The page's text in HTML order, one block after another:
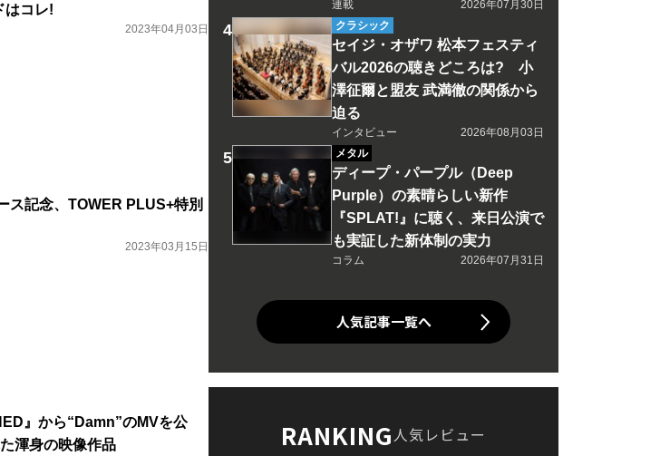
はコレ!
2023年04月03日
ス記念、TOWER PLUS+特別
2023年03月15日
』から“Damn”のMVを公
渾身の映像作品
連載
2026年07月30日
クラシック
セイジ・オザワ 松本フェスティ
バル2026の聴きどころは? 小
澤征爾と盟友 武満徹の関係から
迫る
インタビュー
2026年08月03日
メタル
ディープ・パープル（Deep
Purple）の素晴らしい新作
『SPLAT!』に聴く、来日公演で
も実証した新体制の実力
コラム 2026年07月31日
人気記事一覧へ
RANKING人気レビュー